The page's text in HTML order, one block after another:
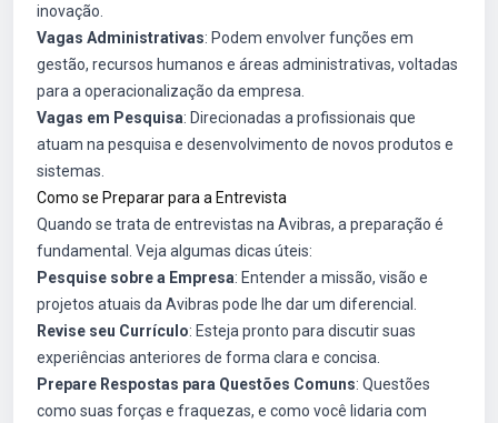
inovação.
Vagas Administrativas: Podem envolver funções em
gestão, recursos humanos e áreas administrativas, voltadas
para a operacionalização da empresa.
Vagas em Pesquisa: Direcionadas a profissionais que
atuam na pesquisa e desenvolvimento de novos produtos e
sistemas.
Como se Preparar para a Entrevista
Quando se trata de entrevistas na Avibras, a preparação é
fundamental. Veja algumas dicas úteis:
Pesquise sobre a Empresa: Entender a missão, visão e
projetos atuais da Avibras pode lhe dar um diferencial.
Revise seu Currículo: Esteja pronto para discutir suas
experiências anteriores de forma clara e concisa.
Prepare Respostas para Questões Comuns: Questões
como suas forças e fraquezas, e como você lidaria com